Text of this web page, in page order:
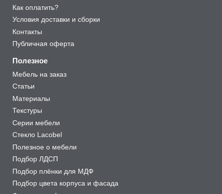
Как оплатить?
Условия доставки и сборки
Контакты
Публичная оферта
Полезное
Мебель на заказ
Статьи
Материалы
Текстуры
Серии мебели
Стекло Lacobel
Полезное о мебели
Подбор ЛДСП
Подбор плёнки для МДФ
Подбор цвета корпуса и фасада